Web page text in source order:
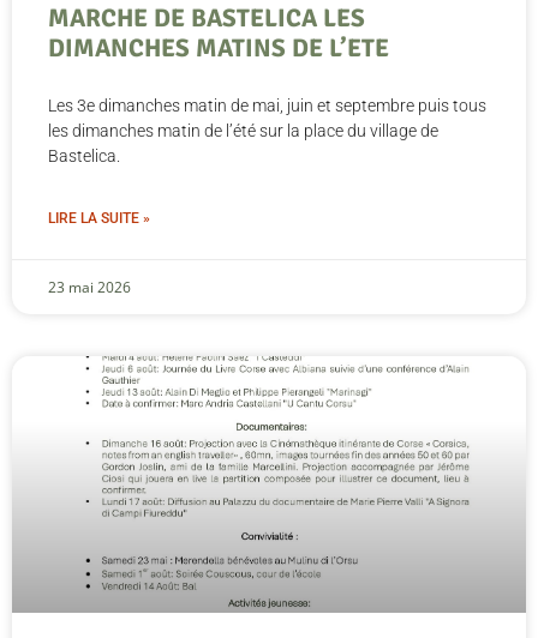
MARCHE DE BASTELICA LES
DIMANCHES MATINS DE L’ETE
Les 3e dimanches matin de mai, juin et septembre puis tous
les dimanches matin de l’été sur la place du village de
Bastelica.
LIRE LA SUITE »
23 mai 2026